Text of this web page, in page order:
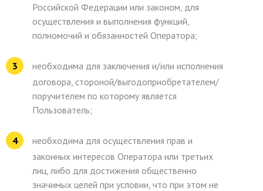
Российской Федерации или законом, для
осуществления и выполнения функций,
полномочий и обязанностей Оператора;
необходима для заключения и/или исполнения
договора, стороной/выгодоприобретателем/
поручителем по которому является
Пользователь;
необходима для осуществления прав и
законных интересов Оператора или третьих
лиц, либо для достижения общественно
значимых целей при условии, что при этом не